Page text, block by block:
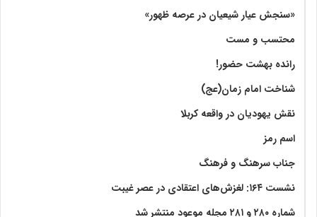
«سنجش عیار شیعیان در عرصه ظهور»
محتسب و مست
رانده بهشت‌ حضور!
شناخت امام زمان(عج)
نقش یهودیان در واقعه کربلا
اسم رمز
جناب سرهنگ و فرهنگ
نشست ۱۶۴: لغزش‌های اعتقادی در عصر غیبت
شماره ۲۸۰ و ۲۸۱ مجله موعود منتشر شد